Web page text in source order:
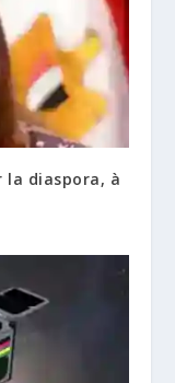
la diaspora, à